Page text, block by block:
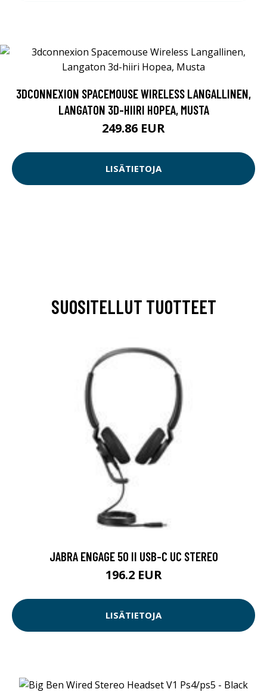
3DCONNEXION SPACEMOUSE WIRELESS LANGALLINEN,
LANGATON 3D-HIIRI HOPEA, MUSTA
249.86 EUR
LISÄTIETOJA
SUOSITELLUT TUOTTEET
JABRA ENGAGE 50 II USB-C UC STEREO
196.2 EUR
LISÄTIETOJA